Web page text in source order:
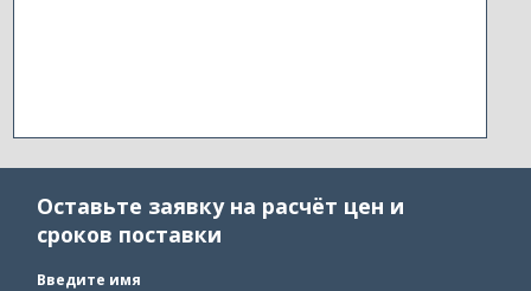
Оставьте заявку на расчёт цен и
сроков поставки
Введите имя